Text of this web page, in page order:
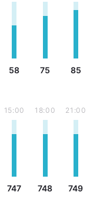
58 75 85
15:00
747
18:00
748
21:00
749